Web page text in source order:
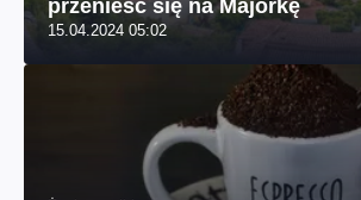
przenieść się na Majorkę
15.04.2024 05:02